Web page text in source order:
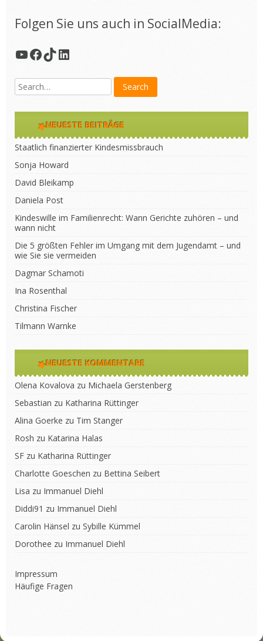
Folgen Sie uns auch in SocialMedia:
YouTube
Facebook
TikTok
LinkedIn
NEUESTE BEITRÄGE
Staatlich finanzierter Kindesmissbrauch
Sonja Howard
David Bleikamp
Daniela Post
Kindeswille im Familienrecht: Wann Gerichte zuhören – und
wann nicht
Die 5 größten Fehler im Umgang mit dem Jugendamt – und
wie Sie sie vermeiden
Dagmar Schamoti
Ina Rosenthal
Christina Fischer
Tilmann Warnke
NEUESTE KOMMENTARE
Olena Kovalova zu Michaela Gerstenberg
Sebastian zu Katharina Rüttinger
Alina Goerke zu Tim Stanger
Rosh zu Katarina Halas
SF zu Katharina Rüttinger
Charlotte Goeschen zu Bettina Seibert
Lisa zu Immanuel Diehl
Diddi91 zu Immanuel Diehl
Carolin Hänsel zu Sybille Kümmel
Dorothee zu Immanuel Diehl
Impressum
Häufige Fragen